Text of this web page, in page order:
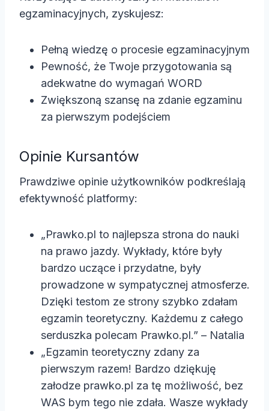
egzaminacyjnych, zyskujesz:
Pełną wiedzę o procesie egzaminacyjnym
Pewność, że Twoje przygotowania są
adekwatne do wymagań WORD
Zwiększoną szansę na zdanie egzaminu
za pierwszym podejściem
Opinie Kursantów
Prawdziwe opinie użytkowników podkreślają
efektywność platformy:
„Prawko.pl to najlepsza strona do nauki
na prawo jazdy. Wykłady, które były
bardzo uczące i przydatne, były
prowadzone w sympatycznej atmosferze.
Dzięki testom ze strony szybko zdałam
egzamin teoretyczny. Każdemu z całego
serduszka polecam Prawko.pl.” – Natalia
„Egzamin teoretyczny zdany za
pierwszym razem! Bardzo dziękuję
załodze prawko.pl za tę możliwość, bez
WAS bym tego nie zdała. Wasze wykłady